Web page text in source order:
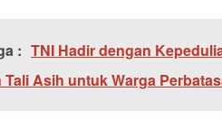
: TNI Hadir dengan
Tali Asih untuk Warga